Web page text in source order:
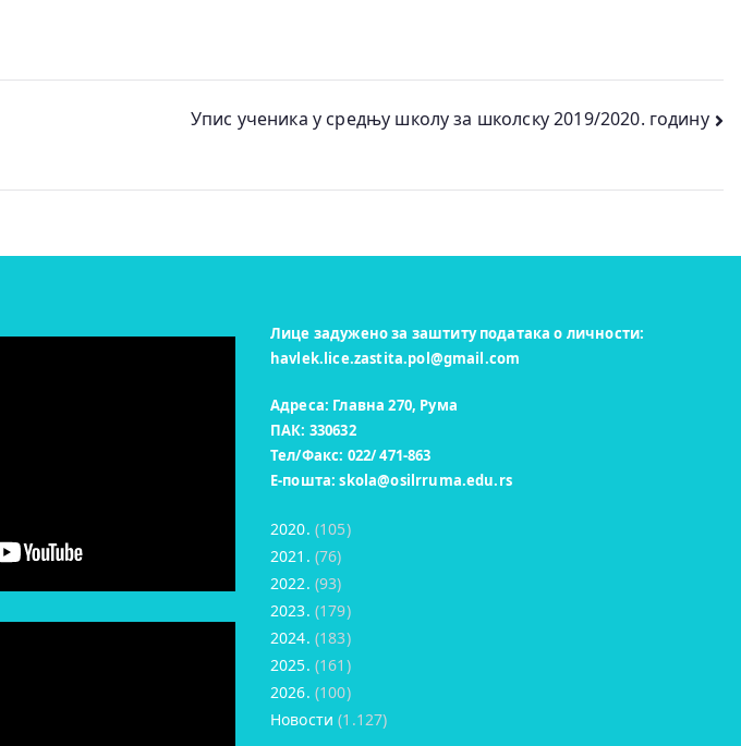
Упис ученика у средњу школу за школску 2019/2020. годину
Лице задужено за заштиту података о личности:
havlek.lice.zastita.pol@gmail.com
Адреса: Главна 270, Рума
ПАК: 330632
Тел/Факс: 022/ 471-863
Е-пошта:skola@osilrruma.edu.rs
2020. (105)
2021. (76)
2022. (93)
2023. (179)
2024. (183)
2025. (161)
2026. (100)
Новости (1.127)